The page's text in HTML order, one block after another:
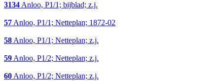
3134Anloo, P1/1; bijblad; z.j.
57Anloo, P1/1; Netteplan; 1872-02
58Anloo, P1/1; Netteplan; z.j.
59Anloo, P1/2; Netteplan; z.j.
60Anloo, P1/2; Netteplan; z.j.